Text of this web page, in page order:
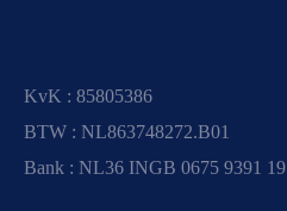
KvK : 85805386
BTW : NL863748272.B01
Bank : NL36 INGB 0675 9391 19